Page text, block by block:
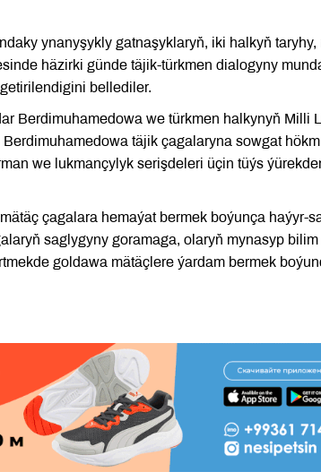
ynanyşykly gatnaşyklaryň, iki halkyň taryhy,
häzirki günde täjik-türkmen dialogyny
bellediler.
Berdimuhamedowa we türkmen halkynyň Milli
täjik çagalaryna sowgat
we lukmançylyk serişdeleri üçin tüýs
çagalara hemaýat bermek boýunça haýyr-
saglygyny goramaga, olaryň mynasyp bilim
goldawa mätäçlere ýardam bermek